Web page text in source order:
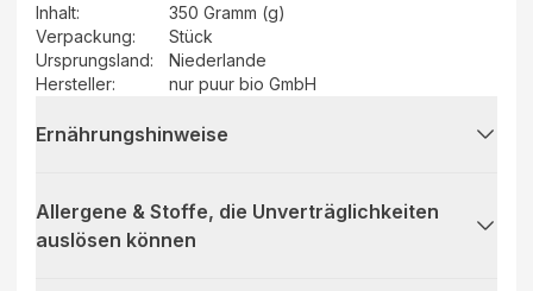
Inhalt:
350 Gramm (g)
Verpackung:
Stück
Ursprungsland:
Niederlande
Hersteller: nur puur bio GmbH
Ernährungshinweise
Allergene & Stoffe, die Unverträglichkeiten
auslösen können